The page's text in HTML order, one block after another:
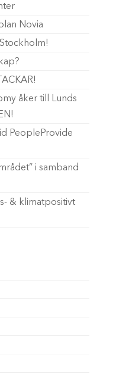
Novia
åker till Lunds
PeopleProvide
i samband
& klimatpositivt